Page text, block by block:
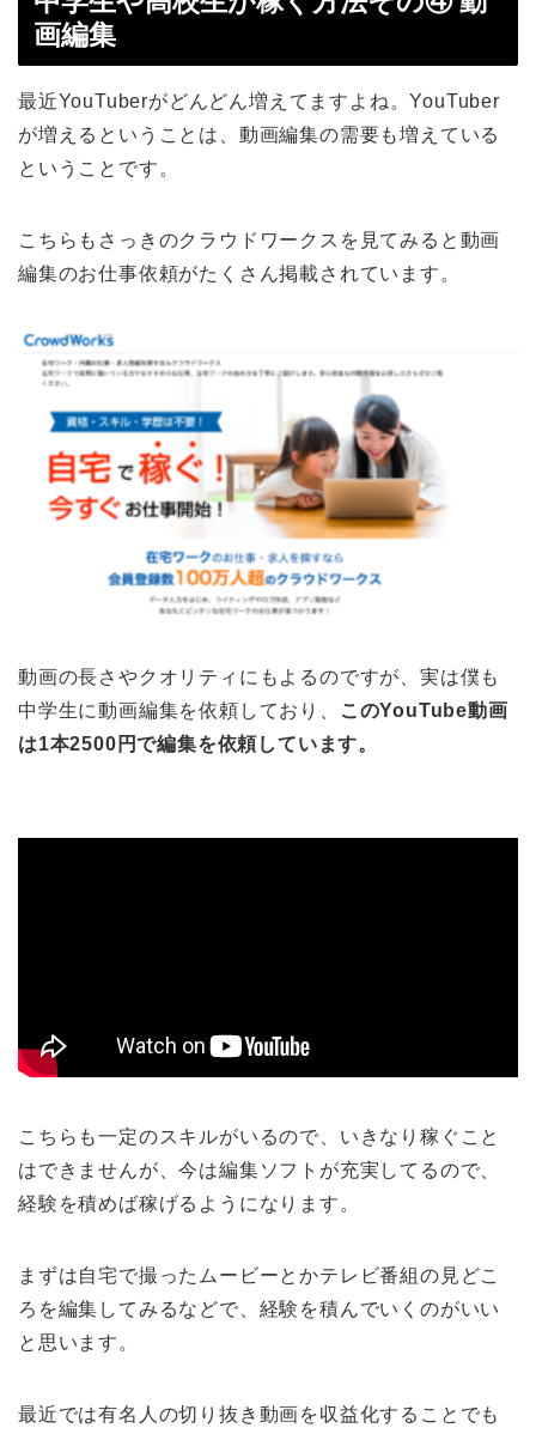
画編集
最近YouTuberがどんどん増えてますよね。YouTuber
が増えるということは、動画編集の需要も増えている
ということです。
こちらもさっきのクラウドワークスを見てみると動画
編集のお仕事依頼がたくさん掲載されています。
動画の長さやクオリティにもよるのですが、実は僕も
中学生に動画編集を依頼しており、
このYouTube動画
は1本2500円で編集を依頼しています。
こちらも一定のスキルがいるので、いきなり稼ぐこと
はできませんが、今は編集ソフトが充実してるので、
経験を積めば稼げるようになります。
まずは自宅で撮ったムービーとかテレビ番組の見どこ
ろを編集してみるなどで、経験を積んでいくのがいい
と思います。
最近では有名人の切り抜き動画を収益化することでも